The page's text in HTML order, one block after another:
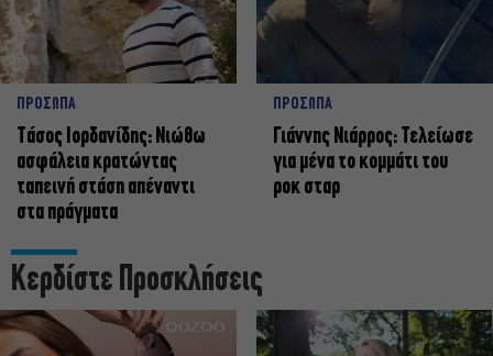
ΠΡΟΣΩΠΑ
Tάσος Ιορδανίδης: Νιώθω
ασφάλεια κρατώντας
ταπεινή στάση απέναντι
στα πράγματα
ΠΡΟΣΩΠΑ
Γιάννης Νιάρρος: Τελείωσε
για μένα το κομμάτι του
ροκ σταρ
Κερδίστε Προσκλήσεις